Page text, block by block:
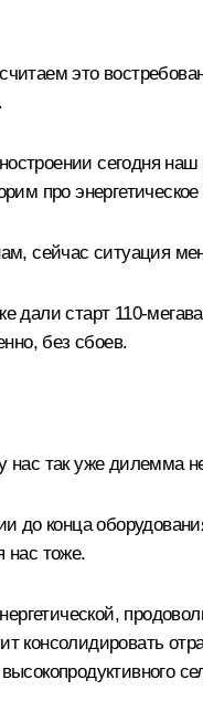
это
сегодня наш
про
сейчас ситуация
дали старт 110-
без сбоев.
нас так уже дилемма
до конца
нас тоже.
консолидировать